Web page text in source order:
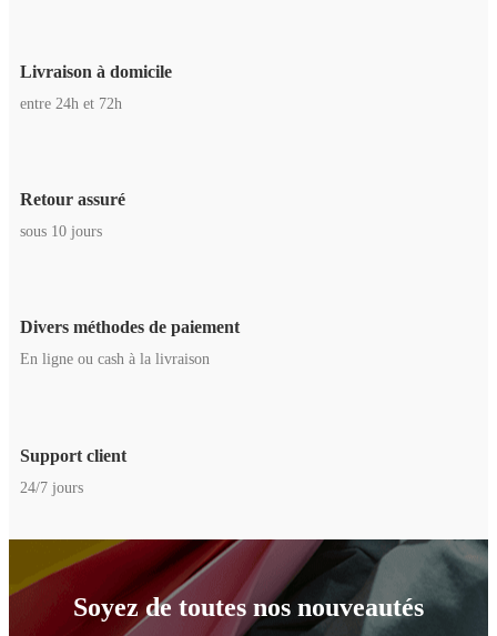
Livraison à domicile
entre 24h et 72h
Retour assuré
sous 10 jours
Divers méthodes de paiement
En ligne ou cash à la livraison
Support client
24/7 jours
Soyez de toutes nos nouveautés